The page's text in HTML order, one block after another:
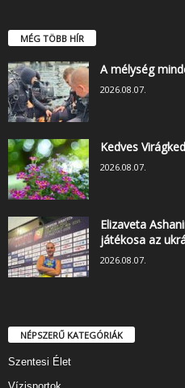
MÉG TÖBB HÍR
A mélység
2026.08.07.
Kedves
2026.08.07.
Elizaveta
játékosa az
2026.08.07.
NÉPSZERŰ KATEGÓRIÁK
Szentesi Élet